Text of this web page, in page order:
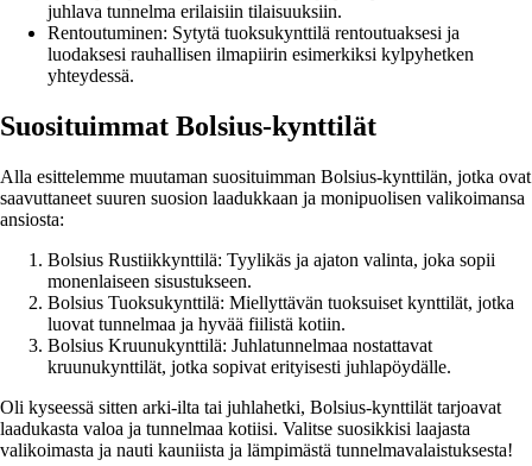
juhlava tunnelma erilaisiin tilaisuuksiin.
Rentoutuminen: Sytytä tuoksukynttilä rentoutuaksesi ja
luodaksesi rauhallisen ilmapiirin esimerkiksi kylpyhetken
yhteydessä.
Suosituimmat Bolsius-kynttilät
Alla esittelemme muutaman suosituimman Bolsius-kynttilän, jotka ovat
saavuttaneet suuren suosion laadukkaan ja monipuolisen valikoimansa
ansiosta:
Bolsius Rustiikkynttilä: Tyylikäs ja ajaton valinta, joka sopii
monenlaiseen sisustukseen.
Bolsius Tuoksukynttilä: Miellyttävän tuoksuiset kynttilät, jotka
luovat tunnelmaa ja hyvää fiilistä kotiin.
Bolsius Kruunukynttilä: Juhlatunnelmaa nostattavat
kruunukynttilät, jotka sopivat erityisesti juhlapöydälle.
Oli kyseessä sitten arki-ilta tai juhlahetki, Bolsius-kynttilät tarjoavat
laadukasta valoa ja tunnelmaa kotiisi. Valitse suosikkisi laajasta
valikoimasta ja nauti kauniista ja lämpimästä tunnelmavalaistuksesta!